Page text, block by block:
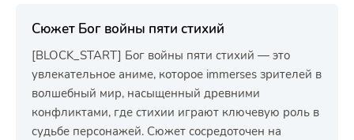
Сюжет Бог войны пяти стихий
[BLOCK_START] Бог войны пяти стихий — это
увлекательное аниме, которое immerses зрителей в
волшебный мир, насыщенный древними
конфликтами, где стихии играют ключевую роль в
судьбе персонажей. Сюжет сосредоточен на